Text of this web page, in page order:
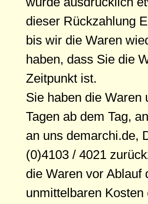
dieser Rückzahlung
bis wir die Waren
haben, dass Sie die
Zeitpunkt ist.
Sie haben die Waren
Tagen ab dem Tag,
an uns demarchi.de,
(0)4103 / 4021
die Waren vor Ablauf
unmittelbaren